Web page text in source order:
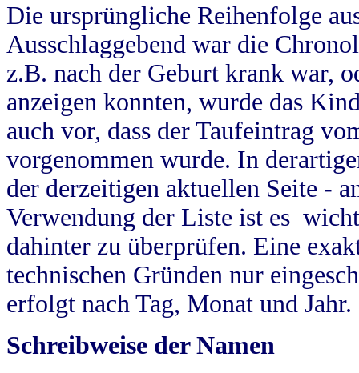
Die ursprüngliche Reihenfolge
Ausschlaggebend war die
z.B. nach der Geburt krank war,
anzeigen konnten, wurde das
auch vor, dass der Taufeintrag
vorgenommen wurde. In
der derzeitigen aktuellen Seite -
Verwendung der Liste ist es
dahinter zu überprüfen. Eine
technischen Gründen nur
erfolgt nach Tag, Monat und Jahr.
Schreibweise der Namen